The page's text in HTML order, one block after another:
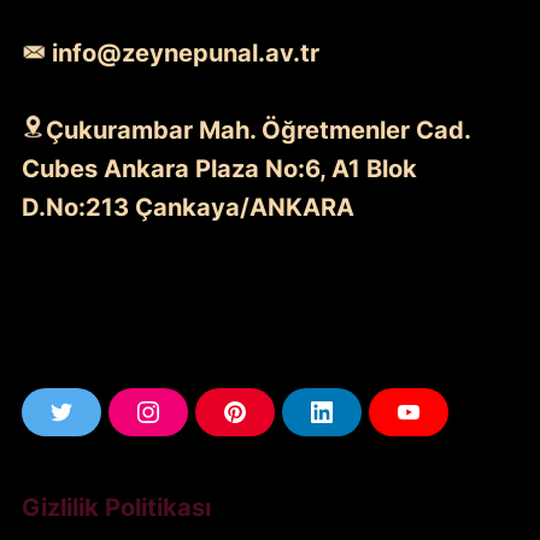
info@zeynepunal.av.tr
Çukurambar Mah. Öğretmenler Cad.
Cubes Ankara Plaza No:6, A1 Blok
D.No:213 Çankaya/ANKARA
t
I
t
P
L
Y
Gizlilik Politikası